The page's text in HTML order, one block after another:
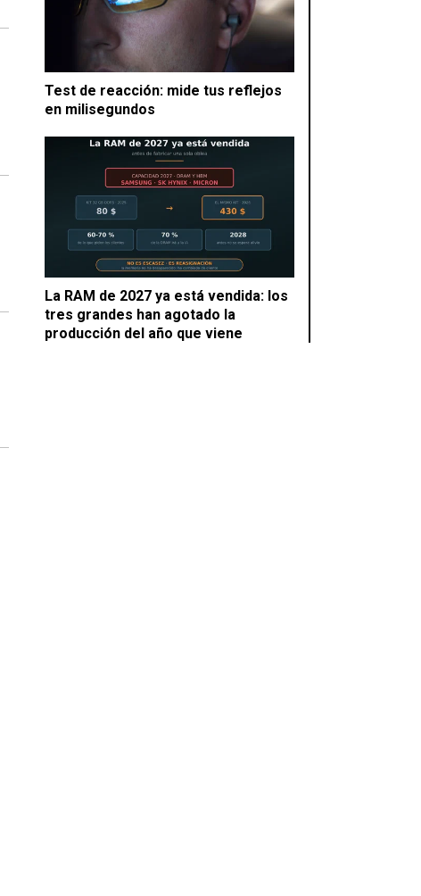
Test de reacción: mide tus reflejos
en milisegundos
La RAM de 2027 ya está vendida: los
tres grandes han agotado la
producción del año que viene